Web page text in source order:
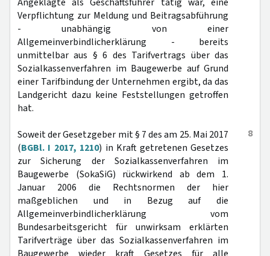
Verpflichtung zur Meldung und Beitragsabführung
- unabhängig von einer
Allgemeinverbindlicherklärung - bereits
unmittelbar aus § 6 des Tarifvertrags über das
Sozialkassenverfahren im Baugewerbe auf Grund
einer Tarifbindung der Unternehmen ergibt, da das
Landgericht dazu keine Feststellungen getroffen
hat.
8
Soweit der Gesetzgeber mit § 7 des am 25. Mai 2017
(BGBl. I 2017, 1210) in Kraft getretenen Gesetzes
zur Sicherung der Sozialkassenverfahren im
Baugewerbe (SokaSiG) rückwirkend ab dem 1.
Januar 2006 die Rechtsnormen der hier
maßgeblichen und in Bezug auf die
Allgemeinverbindlicherklärung vom
Bundesarbeitsgericht für unwirksam erklärten
Tarifverträge über das Sozialkassenverfahren im